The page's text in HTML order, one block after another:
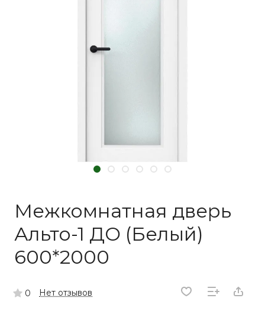
Межкомнатная дверь
Альто-1 ДО (Белый)
600*2000
0 Нет отзывов